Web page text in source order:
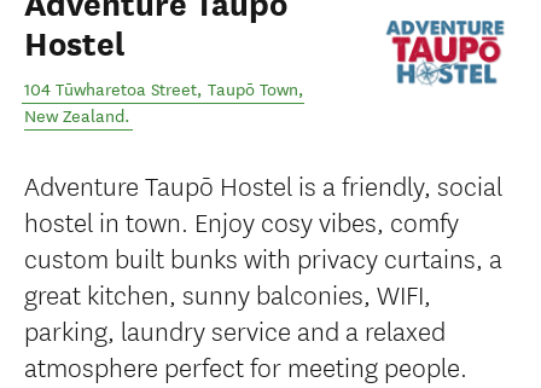
Hostel
104 Tūwharetoa Street, Taupō Town,
New Zealand.
Adventure Taupō Hostel is a friendly, social
hostel in town. Enjoy cosy vibes, comfy
custom built bunks with privacy curtains, a
great kitchen, sunny balconies, WIFI,
parking, laundry service and a relaxed
atmosphere perfect for meeting people.